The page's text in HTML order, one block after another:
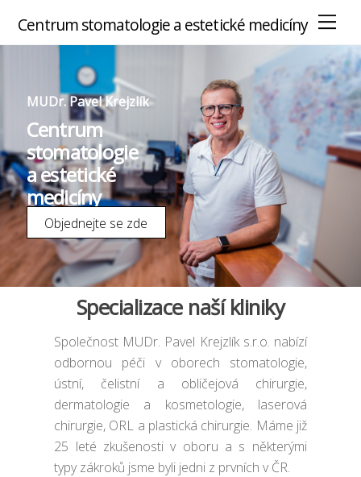
M
e
n
u
Centrum stomatologie a estetické medicíny
MUDr. Pavel Krejzlík
Centrum
stomatologie
a estetické
medicíny
Objednejte se zde
Specializace naší kliniky
Společnost MUDr. Pavel Krejzlík s.r.o. nabízí
odbornou péči v oborech stomatologie,
ústní, čelistní a obličejová chirurgie,
dermatologie a kosmetologie, laserová
chirurgie, ORL a plastická chirurgie. Máme již
25 leté zkušenosti v oboru a s některými
typy zákroků jsme byli jedni z prvních v ČR.